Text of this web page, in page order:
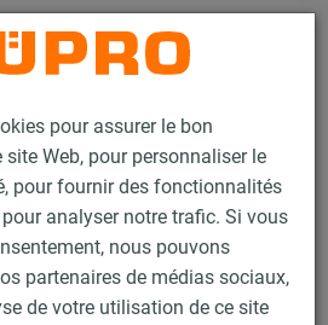
pour assurer le bon
Web, pour personnaliser le
pour fournir des fonctionnalités
analyser notre trafic. Si vous
nous pouvons
partenaires de médias sociaux,
de votre utilisation de ce site
Contact
Rails d'installation